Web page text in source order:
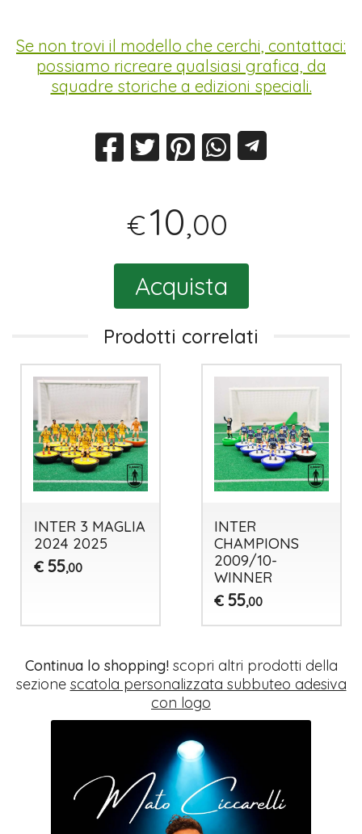
Se non trovi il modello che cerchi, contattaci:
possiamo ricreare qualsiasi grafica, da
squadre storiche a edizioni speciali.
€10,00
Acquista
Prodotti correlati
INTER 3 MAGLIA
2024 2025
€ 55,00
INTER
CHAMPIONS
2009/10-
WINNER
€ 55,00
Continua lo shopping!scopri altri prodotti della
sezione scatola personalizzata subbuteo adesiva
con logo